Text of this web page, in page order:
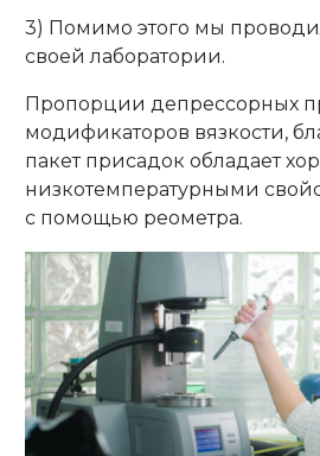
3) Помимо этого мы
своей лаборатории.
Пропорции депрессорных
модификаторов вязкости,
пакет присадок обладает
низкотемпературными
с помощью реометра.